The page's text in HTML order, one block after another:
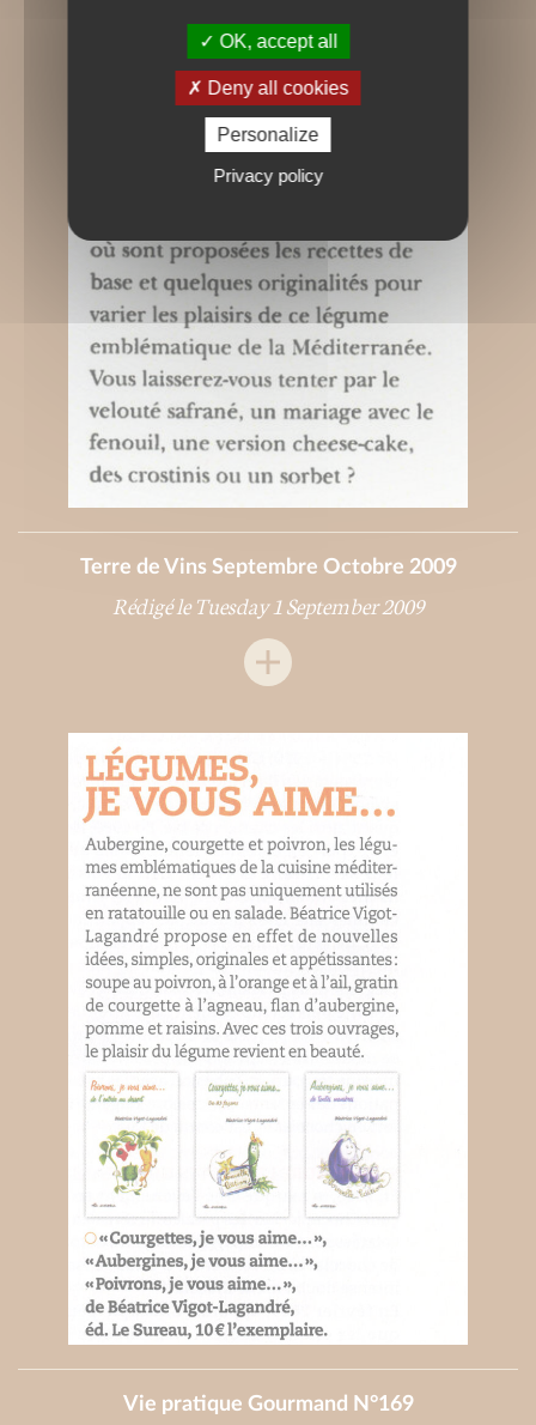
Terre de Vins Septembre Octobre 2009
Rédigé le Tuesday 1 September 2009
Vie pratique Gourmand N°169
OK, accept all
Deny all cookies
Personalize
Privacy policy